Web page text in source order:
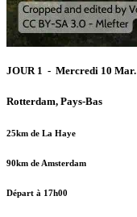
JOUR 1 - Mercredi 10 Mar.
Rotterdam, Pays-Bas
25km de La Haye
90km de Amsterdam
Départ à 17h00